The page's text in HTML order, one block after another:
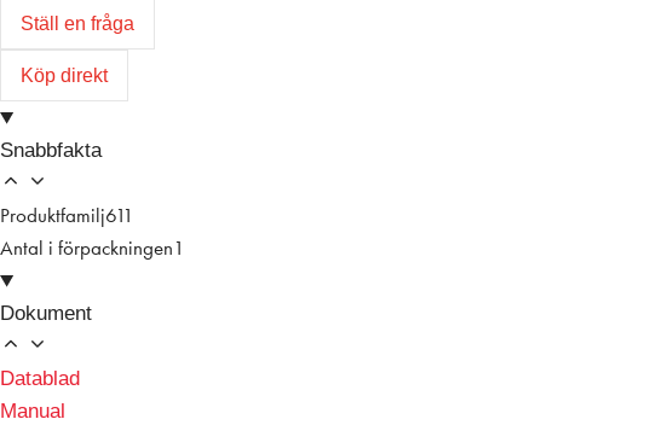
Ställ en fråga
Köp direkt
Snabbfakta
Produktfamilj611
Antal i förpackningen 1
Dokument
Datablad
Manual